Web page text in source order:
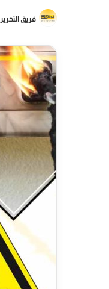
فريق التحرير